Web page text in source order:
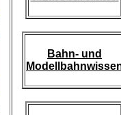
Bahn- und